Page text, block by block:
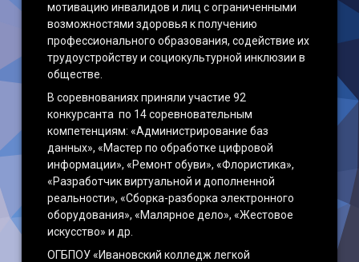
мотивацию инвалидов и лиц с ограниченными
возможностями здоровья к получению
профессионального образования, содействие их
трудоустройству и социокультурной инклюзии в
обществе.
В соревнованиях приняли участие 92
конкурсанта по 14 соревновательным
компетенциям: «Администрирование баз
данных», «Мастер по обработке цифровой
информации», «Ремонт обуви», «Флористика»,
«Разработчик виртуальной и дополненной
реальности», «Сборка-разборка электронного
оборудования», «Малярное дело», «Жестовое
искусство» и др.
ОГБПОУ «Ивановский колледж легкой